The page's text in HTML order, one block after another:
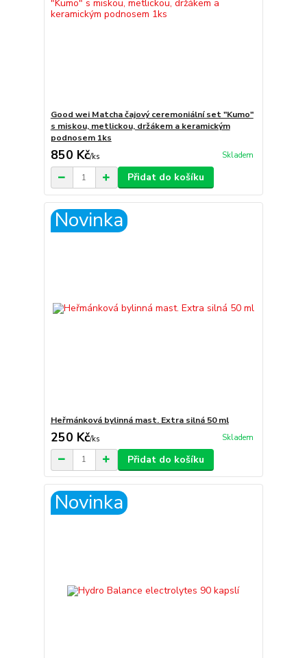
Good wei Matcha čajový ceremoniální set "Kumo"
s miskou, metlickou, držákem a keramickým
podnosem 1ks
850 Kč/ks Skladem
Přidat do košíku
Novinka
Heřmánková bylinná mast. Extra silná 50 ml
250 Kč/ks Skladem
Přidat do košíku
Novinka